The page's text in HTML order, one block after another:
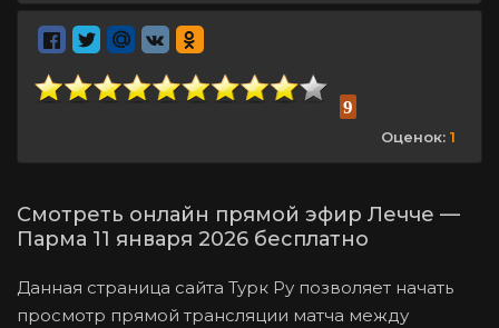
Данная страница сайта Турк Ру позволяет начать
просмотр прямой трансляции матча между
Смотреть онлайн прямой эфир Лечче —
Парма 11 января 2026 бесплатно
9
Оценок: 1